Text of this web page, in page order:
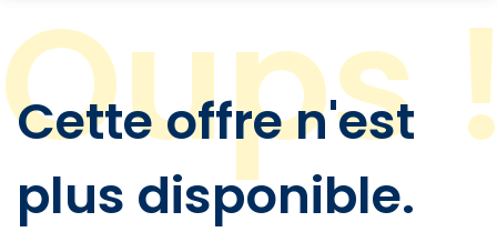
Cette offre n'est
plus disponible.